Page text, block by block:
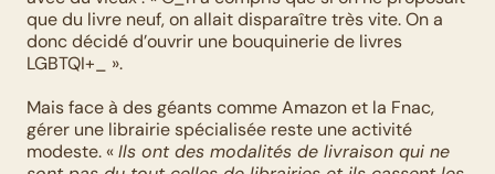
que du livre neuf, on allait disparaître très vite. On a
donc décidé d’ouvrir une bouquinerie de livres
LGBTQI+_ ».
Mais face à des géants comme Amazon et la Fnac,
gérer une librairie spécialisée reste une activité
modeste. « Ils ont des modalités de livraison qui ne